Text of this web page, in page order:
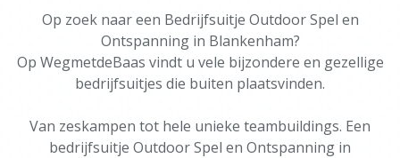
Op zoek naar een Bedrijfsuitje Outdoor Spel en
Ontspanning in Blankenham?
Op WegmetdeBaas vindt u vele bijzondere en gezellige
bedrijfsuitjes die buiten plaatsvinden.
Van zeskampen tot hele unieke teambuildings. Een
bedrijfsuitje Outdoor Spel en Ontspanning in